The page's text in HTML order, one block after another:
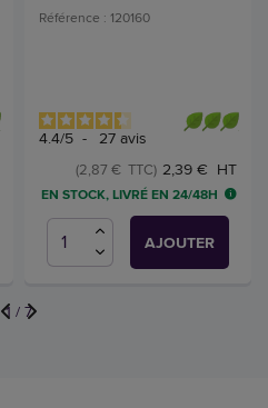
Référence : 120160
4.4/5 - 27 avis
2,39 € HT
(2,87 € TTC)
EN STOCK, LIVRÉ EN 24/48H
AJOUTER
1 / 7